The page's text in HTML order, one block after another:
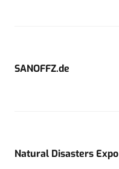
SANOFFZ.de
Natural Disasters Expo